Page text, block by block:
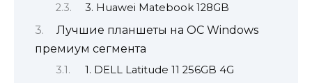
3. Huawei Matebook 128GB
Лучшие планшеты на ОС Windows
премиум сегмента
1. DELL Latitude 11 256GB 4G